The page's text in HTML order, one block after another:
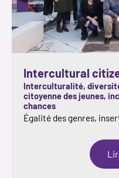
Intercultural
Interculturalité,
citoyenne des jeunes,
chances
Égalité des genres,